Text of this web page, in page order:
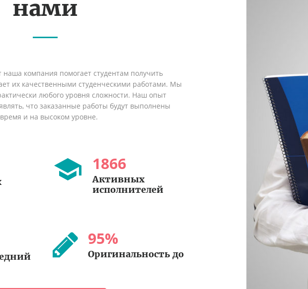
нами
наша компания помогает студентам получить
их качественными студенческими работами. Мы
любого уровня сложности. Наш опыт
что заказанные работы будут выполнены
и на высоком уровне.
1866
Активных
исполнителей
95%
Оригинальность до